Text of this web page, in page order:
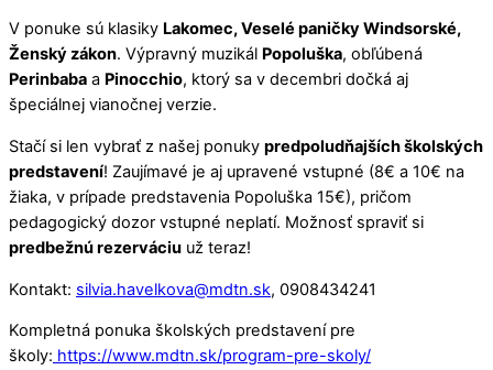
V ponuke sú klasiky Lakomec, Veselé paničky Windsorské,
Ženský zákon. Výpravný muzikál Popoluška, obľúbená
Perinbaba a Pinocchio, ktorý sa v decembri dočká aj
špeciálnej vianočnej verzie.
Stačí si len vybrať z našej ponuky predpoludňajších školských
predstavení! Zaujímavé je aj upravené vstupné (8€ a 10€ na
žiaka, v prípade predstavenia Popoluška 15€), pričom
pedagogický dozor vstupné neplatí. Možnosť spraviť si
predbežnú rezerváciu už teraz!
Kontakt: silvia.havelkova@mdtn.sk, 0908434241
Kompletná ponuka školských predstavení pre
školy: https://www.mdtn.sk/program-pre-skoly/